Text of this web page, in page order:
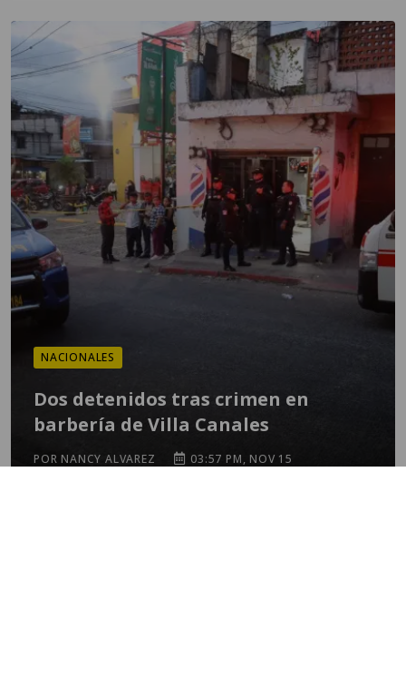
NACIONALES
Dos detenidos tras crimen en
barbería de Villa Canales
POR NANCY ALVAREZ 03:57 PM, NOV 15